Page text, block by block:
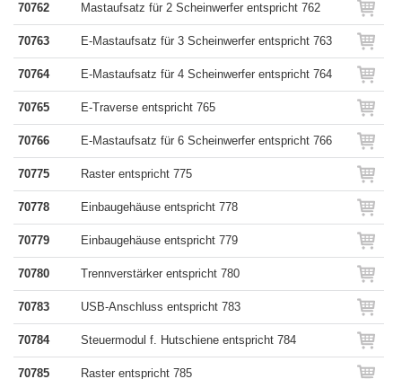
70762 Mastaufsatz für 2 Scheinwerfer entspricht 762
70763 E-Mastaufsatz für 3 Scheinwerfer entspricht 763
70764 E-Mastaufsatz für 4 Scheinwerfer entspricht 764
70765 E-Traverse entspricht 765
70766 E-Mastaufsatz für 6 Scheinwerfer entspricht 766
70775 Raster entspricht 775
70778 Einbaugehäuse entspricht 778
70779 Einbaugehäuse entspricht 779
70780 Trennverstärker entspricht 780
70783 USB-Anschluss entspricht 783
70784 Steuermodul f. Hutschiene entspricht 784
70785 Raster entspricht 785